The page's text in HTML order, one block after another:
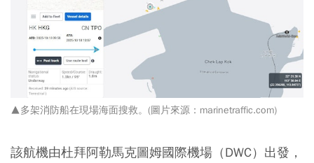
▲多架消防船在現場海面搜救。(圖片來源：marinetraffic.com)
該航機由杜拜阿勒馬克圖姆國際機場（DWC）出發，